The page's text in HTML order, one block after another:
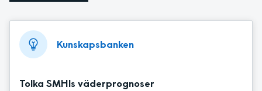
Kunskapsbanken
Tolka SMHIs väderprognoser